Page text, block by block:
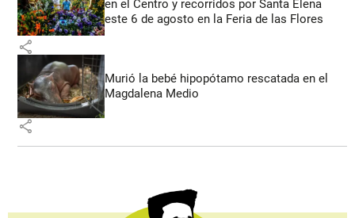
en el Centro y recorridos por Santa Elena
este 6 de agosto en la Feria de las Flores
share
Murió la bebé hipopótamo rescatada en el
Magdalena Medio
share